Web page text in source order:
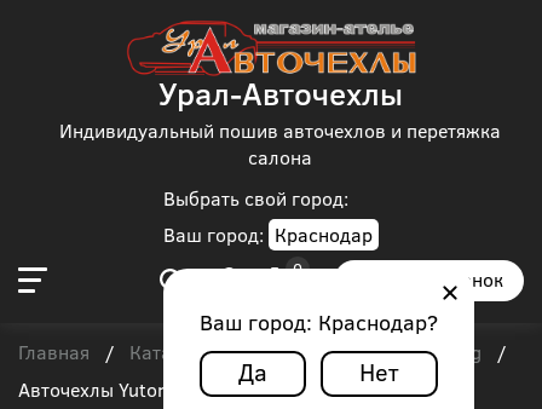
Выбрать свой город:
Ваш город: Краснодар
Ваш город: Краснодар?
Да Нет
Урал-Авточехлы
Индивидуальный пошив авточехлов и перетяжка
салона
Заказать звонок
Главная / Каталог чехлов / Автобус / Yutong
/
Авточехлы Yutong жаккард серая коса